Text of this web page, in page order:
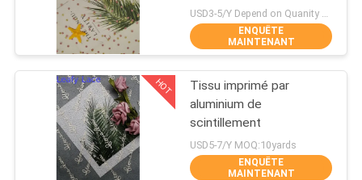
PROPOS
NOUS
VISITE
D'USINE
Tissu brodé de
paillette
194
USD3-5/Y Depend on Quanity MOQ:10yards
ENQUÊTE
MAINTENANT
HOT
Tissu imprimé par
aluminium de
scintillement
USD5-7/Y MOQ:10yards
ENQUÊTE
MAINTENANT